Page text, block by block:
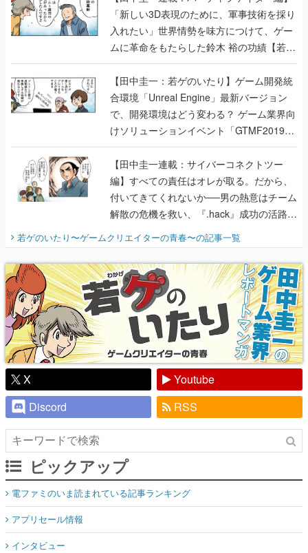
「新しい3D表現のために、軍事技術を採り
入れたい」世界情勢を味方につけて、ゲー
ムに革命をもたらした鈴木 裕の功績【若ゲ
のいたり】
【田中圭一：若ゲのいたり】ゲーム開発統
合環境「Unreal Engine」最新バージョン
で、開発環境はどう変わる？ ゲーム業界向
けソリューションイベント「GTMF2019」
に行って、より理解を深めよう【PR】
【田中圭一連載：サイバーコネクトツー
編】すべての責任はオレが取る。だから、
付いてきてくれないか──男の熱意はチーム
解散の危機を救い、『.hack』成功の活路を
『少年ジャンプ』色だった【若ゲのいた
り】
若ゲのいたり〜ゲームクリエイターの青春〜の記事一覧
X
Youtube
Discord
RSS
ピックアップ
電ファミのいま読まれている記事ランキング
アプリセール情報
インタビュー